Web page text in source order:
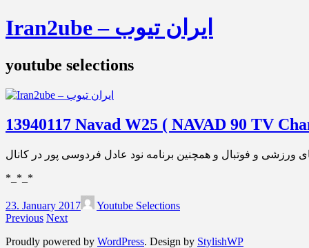
Iran2ube – ایران تیوب
youtube selections
13940117 Navad W25 ( NAVAD 90 TV
*_*_*
23. January 2017
Youtube Selections
Previous Next
Proudly powered by WordPress. Design by StylishWP